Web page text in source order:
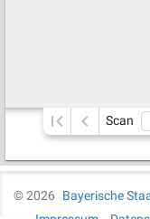
Scan
©2026
Bayerische